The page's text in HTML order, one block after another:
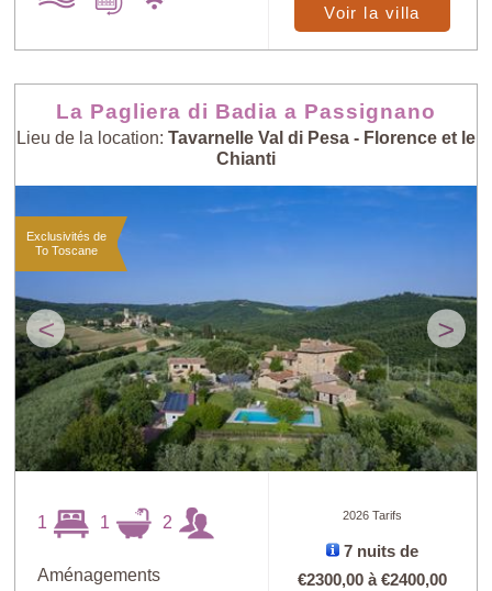
Trouver X
au petit bonheur Prix: - > +
Nombre de
personnes: + > -
Villas les plus
récentes
Voir la villa
La Pagliera di Badia a Passignano
Lieu de la location: Tavarnelle Val di Pesa - Florence et le
Chianti
< >
Exclusivités de
To Toscane
1 1 2
Aménagements
2026 Tarifs
7 nuits de
€2300,00 à€2400,00